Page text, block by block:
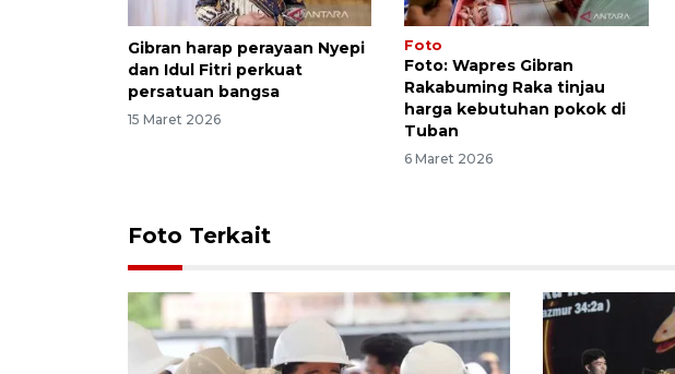
Gibran harap perayaan Nyepi
dan Idul Fitri perkuat
persatuan bangsa
15 Maret 2026
Foto
Foto: Wapres Gibran
Rakabuming Raka tinjau
harga kebutuhan pokok di
Tuban
6 Maret 2026
Foto Terkait